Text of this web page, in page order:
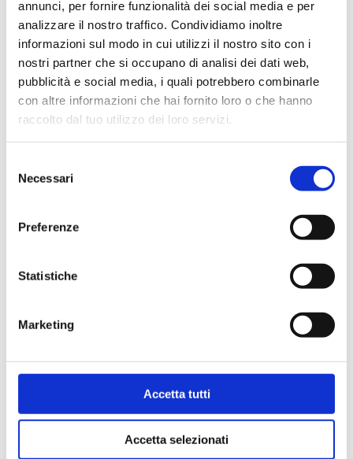
annunci, per fornire funzionalità dei social media e per
analizzare il nostro traffico. Condividiamo inoltre
informazioni sul modo in cui utilizzi il nostro sito con i
nostri partner che si occupano di analisi dei dati web,
pubblicità e social media, i quali potrebbero combinarle
con altre informazioni che hai fornito loro o che hanno
raccolto dal tuo utilizzo dei loro servizi.
delNecessari
Preferenze
Statistiche
Marketing
Accetta tutti
Accetta selezionati
Siehe Produkte in dieser Kategorie
Kreuzgriff
Siehe Produkte in dieser Kategorie